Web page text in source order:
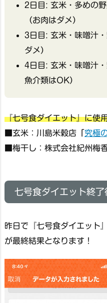
2日目: 玄米・多めの
（お肉はダメ）
3日目: 玄米・味噌汁
ダメ）
4日目: 玄米・味噌汁
魚介類はOK）
『七号食ダイエット』に使
■玄米：川島米穀店「 究極
■梅干し：株式会社紀州梅香
七号食ダイエット終
昨日で『七号食ダイエット
が最終結果となります！